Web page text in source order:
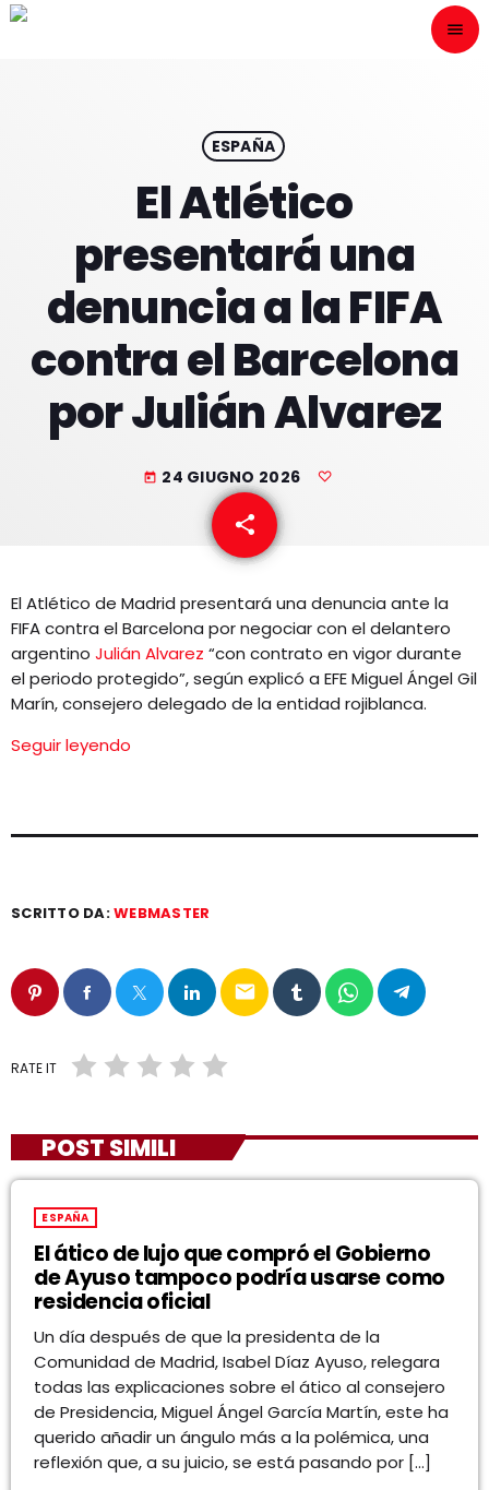
menu
HOME
PROGRAMACION
CONTACTO
ESPAÑA
El Atlético
presentará una
denuncia a la FIFA
contra el Barcelona
por Julián Alvarez
today 24 GIUGNO 2026
share
email
El Atlético de Madrid presentará una denuncia ante la
FIFA contra el Barcelona por negociar con el delantero
argentino Julián Alvarez “con contrato en vigor durante
el periodo protegido”, según explicó a EFE Miguel Ángel Gil
Marín, consejero delegado de la entidad rojiblanca.
Seguir leyendo
SCRITTO DA:WEBMASTER
email
RATE IT
POST SIMILI
ESPAÑA
El ático de lujo que compró el Gobierno
de Ayuso tampoco podría usarse como
residencia oficial
Un día después de que la presidenta de la
Comunidad de Madrid, Isabel Díaz Ayuso, relegara
todas las explicaciones sobre el ático al consejero
de Presidencia, Miguel Ángel García Martín, este ha
querido añadir un ángulo más a la polémica, una
reflexión que, a su juicio, se está pasando por […]